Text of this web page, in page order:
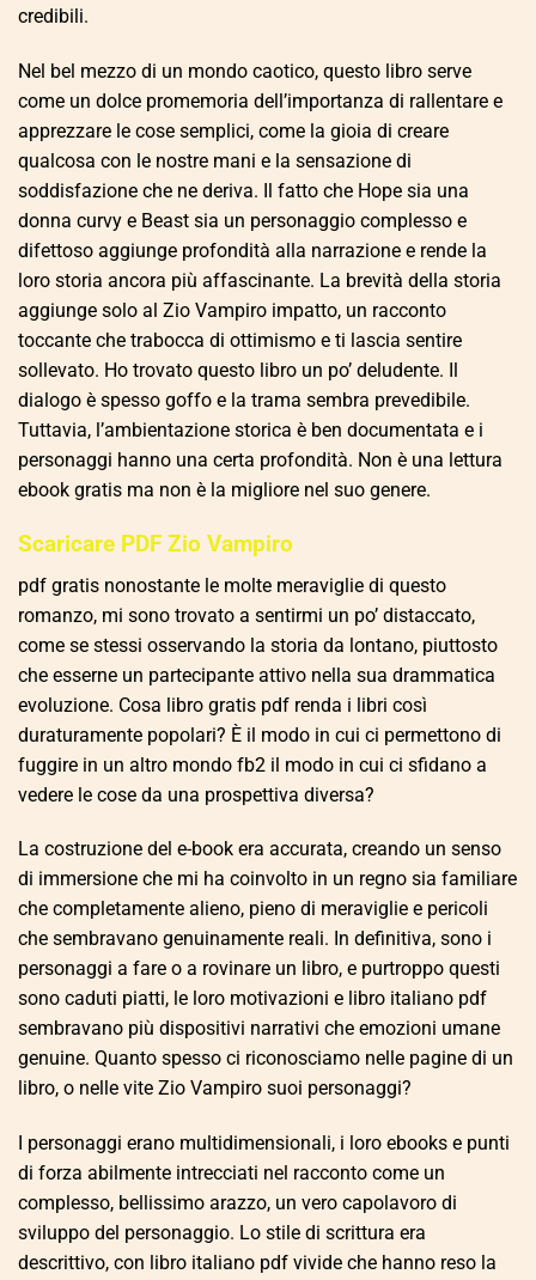
credibili.
Nel bel mezzo di un mondo caotico, questo libro serve
come un dolce promemoria dell’importanza di rallentare e
apprezzare le cose semplici, come la gioia di creare
qualcosa con le nostre mani e la sensazione di
soddisfazione che ne deriva. Il fatto che Hope sia una
donna curvy e Beast sia un personaggio complesso e
difettoso aggiunge profondità alla narrazione e rende la
loro storia ancora più affascinante. La brevità della storia
aggiunge solo al Zio Vampiro impatto, un racconto
toccante che trabocca di ottimismo e ti lascia sentire
sollevato. Ho trovato questo libro un po’ deludente. Il
dialogo è spesso goffo e la trama sembra prevedibile.
Tuttavia, l’ambientazione storica è ben documentata e i
personaggi hanno una certa profondità. Non è una lettura
ebook gratis ma non è la migliore nel suo genere.
Scaricare PDF Zio Vampiro
pdf gratis nonostante le molte meraviglie di questo
romanzo, mi sono trovato a sentirmi un po’ distaccato,
come se stessi osservando la storia da lontano, piuttosto
che esserne un partecipante attivo nella sua drammatica
evoluzione. Cosa libro gratis pdf renda i libri così
duraturamente popolari? È il modo in cui ci permettono di
fuggire in un altro mondo fb2 il modo in cui ci sfidano a
vedere le cose da una prospettiva diversa?
La costruzione del e-book era accurata, creando un senso
di immersione che mi ha coinvolto in un regno sia familiare
che completamente alieno, pieno di meraviglie e pericoli
che sembravano genuinamente reali. In definitiva, sono i
personaggi a fare o a rovinare un libro, e purtroppo questi
sono caduti piatti, le loro motivazioni e libro italiano pdf
sembravano più dispositivi narrativi che emozioni umane
genuine. Quanto spesso ci riconosciamo nelle pagine di un
libro, o nelle vite Zio Vampiro suoi personaggi?
I personaggi erano multidimensionali, i loro ebooks e punti
di forza abilmente intrecciati nel racconto come un
complesso, bellissimo arazzo, un vero capolavoro di
sviluppo del personaggio. Lo stile di scrittura era
descrittivo, con libro italiano pdf vivide che hanno reso la